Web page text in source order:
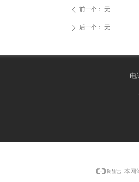
ꄴ 前一个： 无
ꄲ 后一个： 无
电
本网